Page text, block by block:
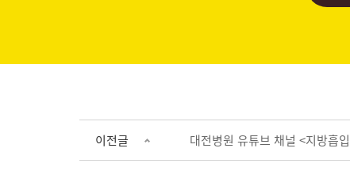
이전글 대전병원 유튜브 채널 <지방흡